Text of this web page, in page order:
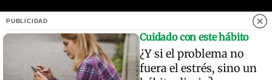
© Quixoteus
PUBLICIDAD
Cuidado con este hábito
¿Y si el problema no
fuera el estrés, sino un